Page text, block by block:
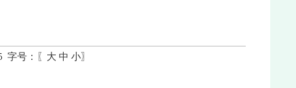
字号：〖 大 中 小〗